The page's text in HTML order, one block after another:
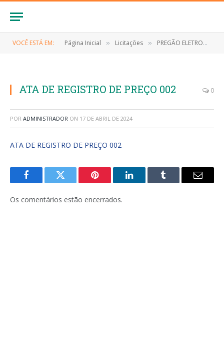
VOCÊ ESTÁ EM: Página Inicial » Licitações » PREGÃO ELETRONICO Nº 008/2023/SRP (FORMAÇÃO DE REGISTRO DE PREÇOS PARA FUTURA E EVENTUAL CONTRATAÇÃO DE EMPRESA ESPECIALIZADA PARA FORNECIMENTO DE PNEUS E CALHAS PARA OS VEÍCULOS PERTENCENTES A SECRETARIA DE ADMINISTRAÇÃO DO MUNICÍPIO DE ANAPURUS/MA)
ATA DE REGISTRO DE PREÇO 002 0
POR ADMINISTRADOR ON 17 DE ABRIL DE 2024
ATA DE REGISTRO DE PREÇO 002
FacebookTwitter Pinterest LinkedInTumblr
E-
Os comentários estão encerrados.